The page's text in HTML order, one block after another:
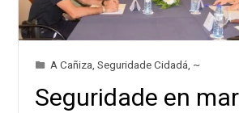
A Cañiza ,Seguridade Cidadá ~
Seguridade en